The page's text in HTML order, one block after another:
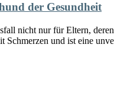
der Gesundheit
nicht nur für Eltern,
Schmerzen und ist eine